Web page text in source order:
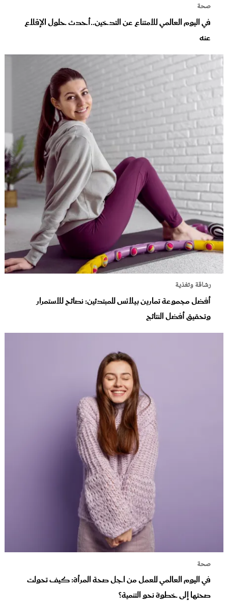
صحة
في اليوم العالمي للامتناع عن التدخين..أحدث حلول الإقلاع
عنه
رشاقة وتغذية
أفضل مجموعة تمارين بيلاتس للمبتدئين: نصائح للاستمرار
وتحقيق أفضل النتائج
صحة
في اليوم العالمي للعمل من اجل صحة المرأة: كيف تحولت
صحتها إلى خطوة نحو التنمية؟